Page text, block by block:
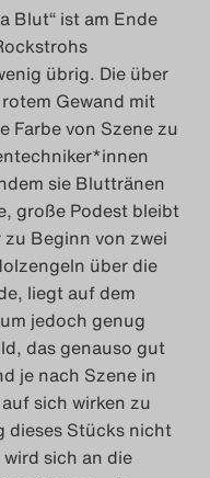
Blut“ ist am Ende
übrig. Die über
Gewand mit
Farbe von Szene zu
sie Bluttränen
große Podest bleibt
Beginn von zwei
über die
liegt auf dem
jedoch genug
das genauso gut
je nach Szene in
sich wirken zu
dieses Stücks nicht
sich an die